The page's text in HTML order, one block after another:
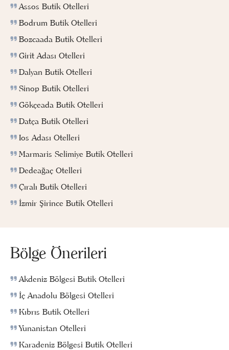
Assos Butik Otelleri
Bodrum Butik Otelleri
Bozcaada Butik Otelleri
Girit Adası Otelleri
Dalyan Butik Otelleri
Sinop Butik Otelleri
Gökçeada Butik Otelleri
Datça Butik Otelleri
Ios Adası Otelleri
Marmaris Selimiye Butik Otelleri
Dedeağaç Otelleri
Çıralı Butik Otelleri
İzmir Şirince Butik Otelleri
Bölge Önerileri
Akdeniz Bölgesi Butik Otelleri
İç Anadolu Bölgesi Otelleri
Kıbrıs Butik Otelleri
Yunanistan Otelleri
Karadeniz Bölgesi Butik Otelleri